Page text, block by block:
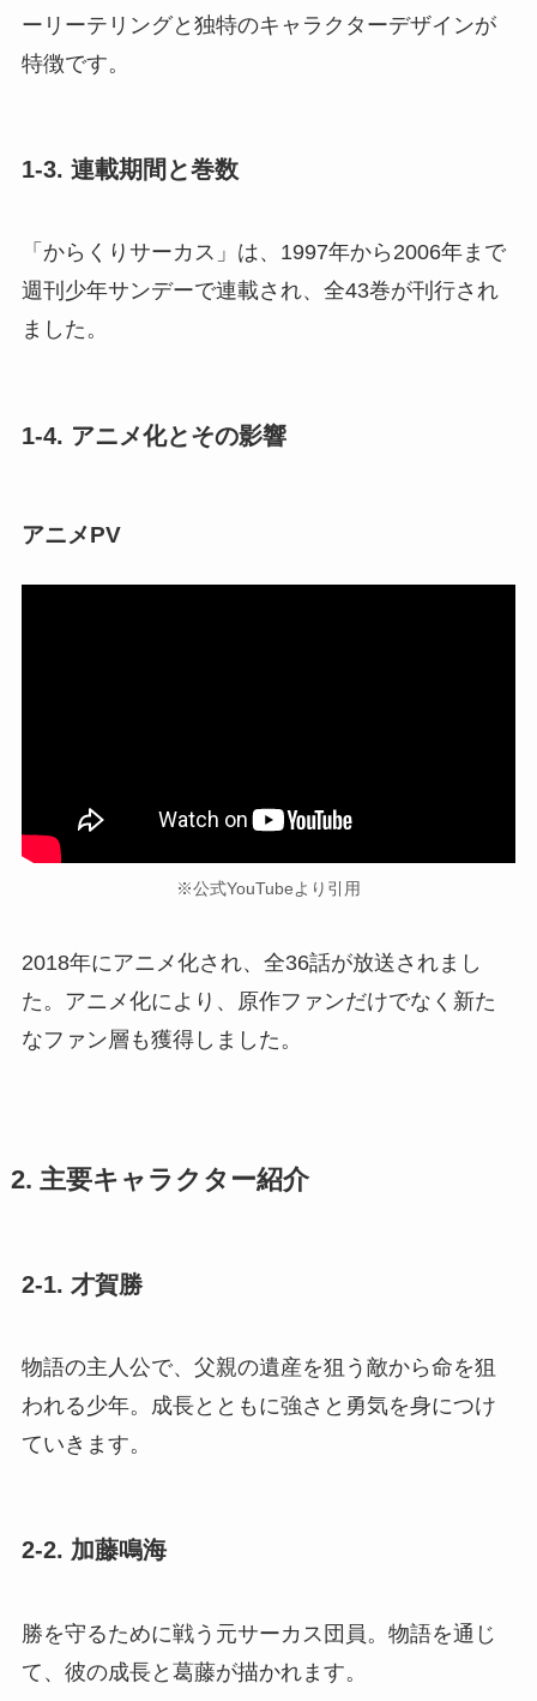
ーリーテリングと独特のキャラクターデザインが
特徴です。
1-3. 連載期間と巻数
「からくりサーカス」は、1997年から2006年まで
週刊少年サンデーで連載され、全43巻が刊行され
ました。
1-4. アニメ化とその影響
アニメPV
※公式YouTubeより引用
2018年にアニメ化され、全36話が放送されまし
た。アニメ化により、原作ファンだけでなく新た
なファン層も獲得しました。
2. 主要キャラクター紹介
2-1. 才賀勝
物語の主人公で、父親の遺産を狙う敵から命を狙
われる少年。成長とともに強さと勇気を身につけ
ていきます。
2-2. 加藤鳴海
勝を守るために戦う元サーカス団員。物語を通じ
て、彼の成長と葛藤が描かれます。